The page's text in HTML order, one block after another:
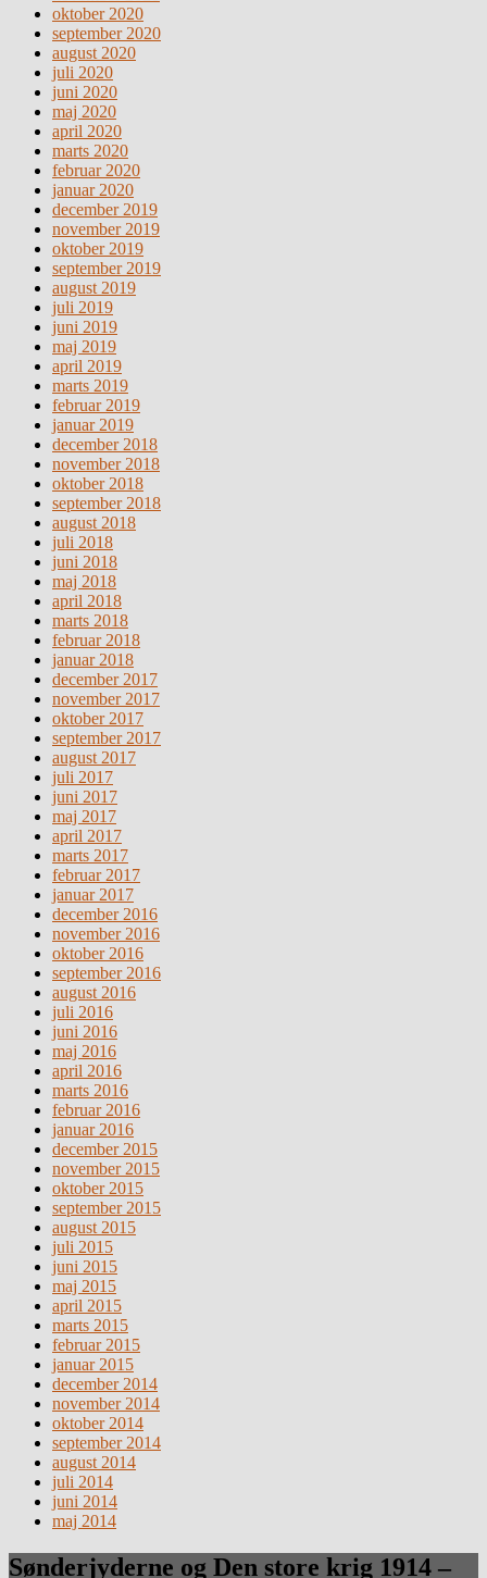
oktober 2020
september 2020
august 2020
juli 2020
juni 2020
maj 2020
april 2020
marts 2020
februar 2020
januar 2020
december 2019
november 2019
oktober 2019
september 2019
august 2019
juli 2019
juni 2019
maj 2019
april 2019
marts 2019
februar 2019
januar 2019
december 2018
november 2018
oktober 2018
september 2018
august 2018
juli 2018
juni 2018
maj 2018
april 2018
marts 2018
februar 2018
januar 2018
december 2017
november 2017
oktober 2017
september 2017
august 2017
juli 2017
juni 2017
maj 2017
april 2017
marts 2017
februar 2017
januar 2017
december 2016
november 2016
oktober 2016
september 2016
august 2016
juli 2016
juni 2016
maj 2016
april 2016
marts 2016
februar 2016
januar 2016
december 2015
november 2015
oktober 2015
september 2015
august 2015
juli 2015
juni 2015
maj 2015
april 2015
marts 2015
februar 2015
januar 2015
december 2014
november 2014
oktober 2014
september 2014
august 2014
juli 2014
juni 2014
maj 2014
Sønderjyderne og Den store krig 1914 –